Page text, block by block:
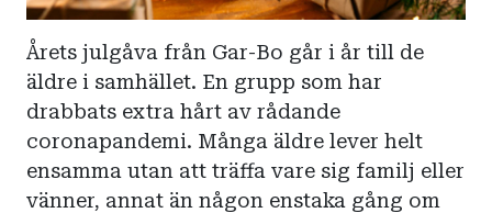
Årets julgåva från Gar-Bo går i år till de
äldre i samhället. En grupp som har
drabbats extra hårt av rådande
coronapandemi. Många äldre lever helt
ensamma utan att träffa vare sig familj eller
vänner, annat än någon enstaka gång om